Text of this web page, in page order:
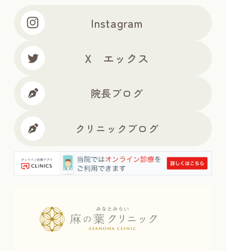
Instagram
X エックス
院長ブログ
クリニックブログ